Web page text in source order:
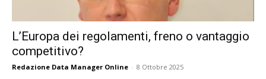
L’Europa dei regolamenti, freno o vantaggio
competitivo?
Redazione Data Manager Online - 8 Ottobre 2025